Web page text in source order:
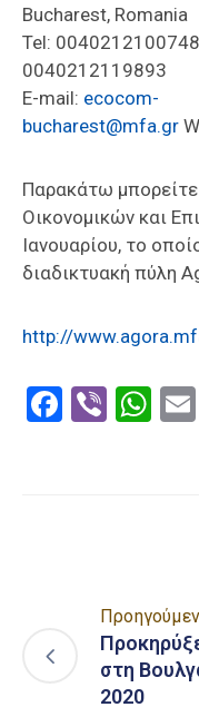
Bucharest, Romania
Tel:
0040212119893
E-mail: ecocom-
bucharest@mfa.gr
Παρακάτω μπορείτε
Οικονομικών και
Ιανουαρίου, το
διαδικτυακή πύλη
http://
Viber
στη
2020